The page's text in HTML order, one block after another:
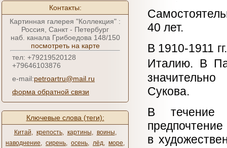
Контакты:
Картинная галерея "Коллекция" :
Россия, Санкт - Петербург
наб. канала Грибоедова 148/150
посмотреть на карте
тел: +79219520128
+79646103876
e-mail:petroartru@mail.ru
форма обратной связи
Ключевые слова (теги):
Китай, крепость, картины, воины,
наводнение, сирень, осень, лёд, море,
40 лет.
В 1910-1911
Италию. В
Сукова.
В течение
в